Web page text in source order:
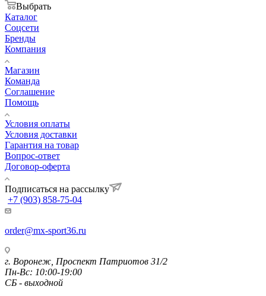
Выбрать
Каталог
Соцсети
Бренды
Компания
Магазин
Команда
Соглашение
Помощь
Условия оплаты
Условия доставки
Гарантия на товар
Вопрос-ответ
Договор-оферта
Подписаться на рассылку
+7 (903) 858-75-04
order@mx-sport36.ru
г. Воронеж, Проспект Патриотов 31/2
Пн-Вс: 10:00-19:00
СБ - выходной